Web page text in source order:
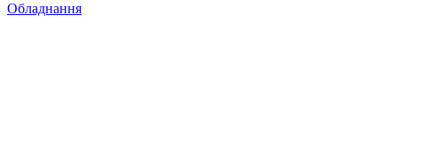
Обладнання